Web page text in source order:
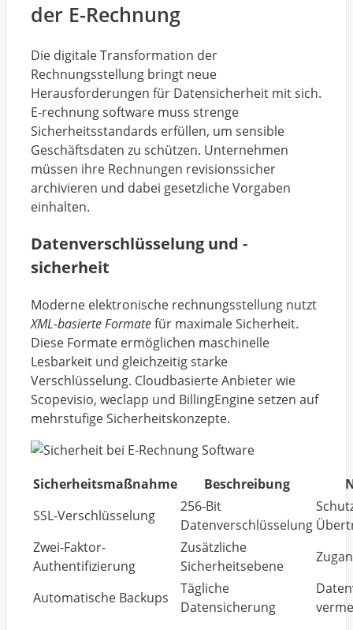
der E-Rechnung
Die digitale Transformation der
Rechnungsstellung bringt neue
Herausforderungen für Datensicherheit mit sich.
E-rechnung software muss strenge
Sicherheitsstandards erfüllen, um sensible
Geschäftsdaten zu schützen. Unternehmen
müssen ihre Rechnungen revisionssicher
archivieren und dabei gesetzliche Vorgaben
einhalten.
Datenverschlüsselung und -
sicherheit
Moderne elektronische rechnungsstellung nutzt
XML-basierte Formatefür maximale Sicherheit.
Diese Formate ermöglichen maschinelle
Lesbarkeit und gleichzeitig starke
Verschlüsselung. Cloudbasierte Anbieter wie
Scopevisio, weclapp und BillingEngine setzen auf
mehrstufige Sicherheitskonzepte.
Sicherheitsmaßnahme Beschreibung
SSL-Verschlüsselung
256-Bit
Datenverschlüsselung
Zwei-Faktor-
Authentifizierung
Zusätzliche
Sicherheitsebene
Automatische Backups
Tägliche
Datensicherung